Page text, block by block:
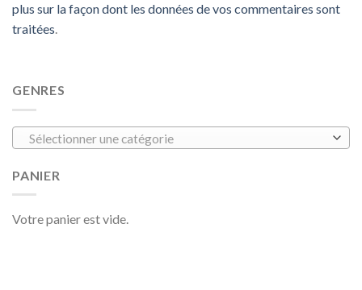
plus sur la façon dont les données de vos commentaires sont
traitées.
GENRES
Sélectionner une catégorie
PANIER
Votre panier est vide.